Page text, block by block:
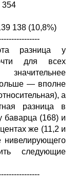
354
138 (10,8%)
разница у
для всех
— вполне
а
разница в
баварца (168) и
же (11,2 и
нивелирующего
следующие